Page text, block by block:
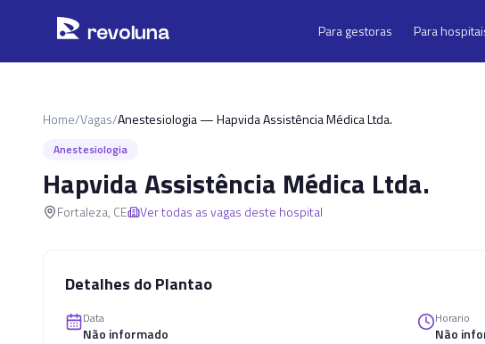
revoluna Para gestoras Para
Home/Vagas/Anestesiologia — Hapvida Assistência Médica Ltda.
Anestesiologia
Hapvida Assistência Médica Ltda.
Fortaleza, CE Ver todas as vagas deste hospital
Detalhes do Plantao
Data
Não informado
Horario
Não